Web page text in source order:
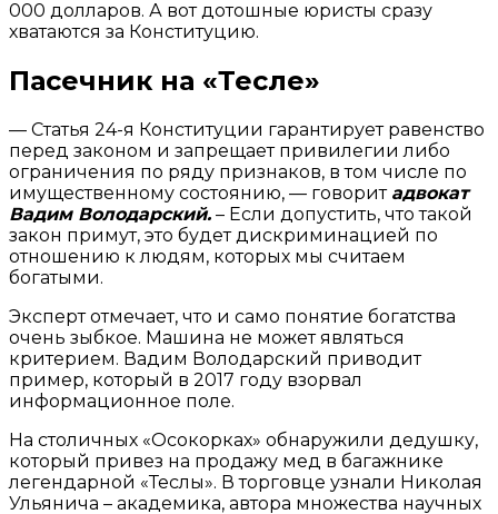
000 долларов. А вот дотошные юристы сразу
хватаются за Конституцию.
Пасечник на «Тесле»
— Статья 24-я Конституции гарантирует равенство
перед законом и запрещает привилегии либо
ограничения по ряду признаков, в том числе по
имущественному состоянию, — говорит адвокат
Вадим Володарский. – Если допустить, что такой
закон примут, это будет дискриминацией по
отношению к людям, которых мы считаем
богатыми.
Эксперт отмечает, что и само понятие богатства
очень зыбкое. Машина не может являться
критерием. Вадим Володарский приводит
пример, который в 2017 году взорвал
информационное поле.
На столичных «Осокорках» обнаружили дедушку,
который привез на продажу мед в багажнике
легендарной «Теслы». В торговце узнали Николая
Ульянича – академика, автора множества научных